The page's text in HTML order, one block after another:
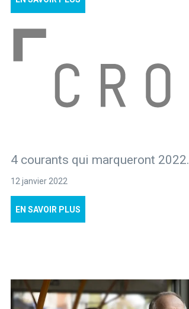
4 courants qui marqueront 2022.
12 janvier 2022
EN SAVOIR PLUS